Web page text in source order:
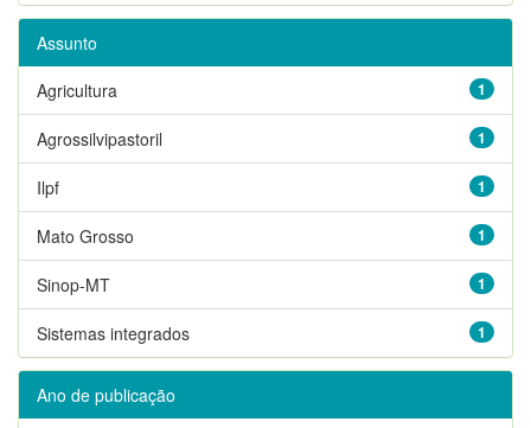
Assunto
1
Agricultura
1
Agrossilvipastoril
1
Ilpf
1
Mato Grosso
1
Sinop-MT
1
Sistemas integrados
Ano de publicação